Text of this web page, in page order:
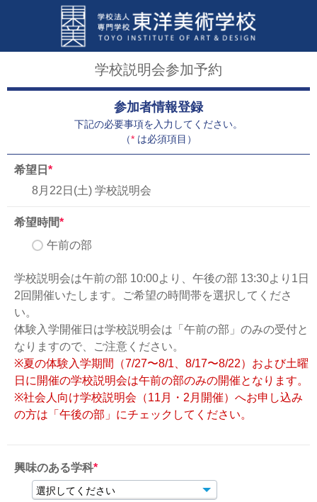
学校説明会参加予約
参加者情報登録
下記の必要事項を入力してください。
（*は必須項目）
希望日 *
8月22日(土) 学校説明会
希望時間*
午前の部
学校説明会は午前の部 10:00より、午後の部 13:30より1日
2回開催いたします。ご希望の時間帯を選択してくださ
い。
体験入学開催日は学校説明会は「午前の部」のみの受付と
なりますので、ご注意ください。
※夏の体験入学期間（7/27〜8/1、8/17〜8/22）および土曜
日に開催の学校説明会は午前の部のみの開催となります。
※社会人向け学校説明会（11月・2月開催）へお申し込み
の方は「午後の部」にチェックしてください。
興味のある学科*